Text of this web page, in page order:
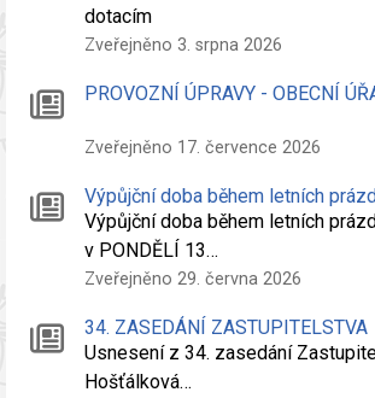
dotacím
Zveřejněno 3. srpna 2026
PROVOZNÍ ÚPRAVY - OBECNÍ
Zveřejněno 17. července 2026
Výpůjční doba během letních
Výpůjční doba během letních
v PONDĚLÍ 13…
Zveřejněno 29. června 2026
34. ZASEDÁNÍ ZASTUPITELSTVA
Usnesení z 34. zasedání
Hošťálková…